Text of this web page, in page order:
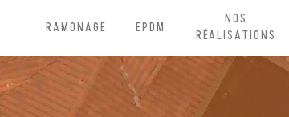
RAMONAGE EPDM
NOS
RÉALISATIONS